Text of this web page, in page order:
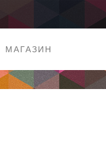
МАГАЗИН